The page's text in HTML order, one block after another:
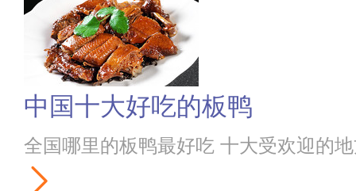
中国十大好吃的板鸭
全国哪里的板鸭最好吃 十大受欢迎的